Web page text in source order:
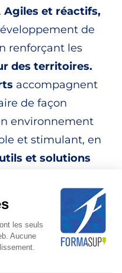
Agiles et réactifs,
de
renforçant les
des territoires.
accompagnent
de façon
environnement
et stimulant, en
et solutions